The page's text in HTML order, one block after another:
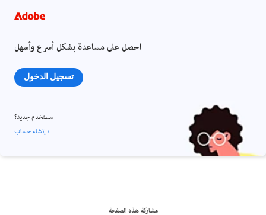
احصل على مساعدة بشكل أسرع وأسهل
تسجيل الدخول
مستخدم جديد؟
إنشاء حساب ›
مشاركة هذه الصفحة